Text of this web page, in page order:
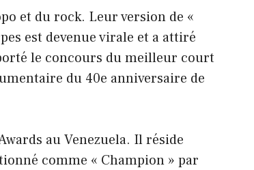
et du rock. Leur version de «
est devenue virale et a attiré
le concours du meilleur court
du 40e anniversaire de
au Venezuela. Il réside
comme « Champion » par